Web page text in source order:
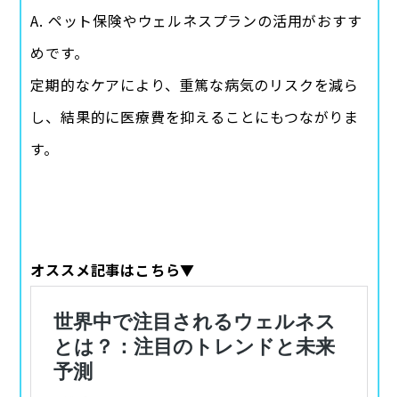
A. ペット保険やウェルネスプランの活用がおすす
めです。
定期的なケアにより、重篤な病気のリスクを減ら
し、結果的に医療費を抑えることにもつながりま
す。
オススメ記事はこちら▼